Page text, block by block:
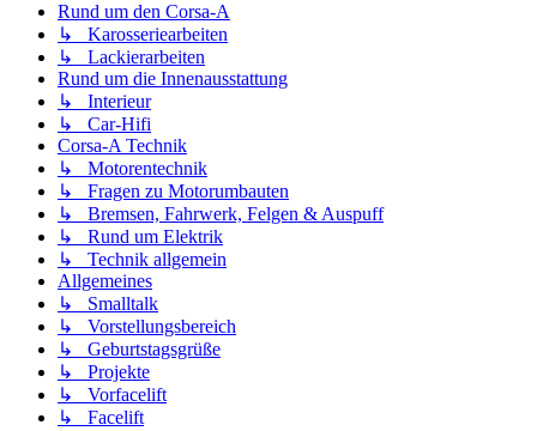
Rund um den Corsa-A
↳ Karosseriearbeiten
↳ Lackierarbeiten
Rund um die Innenausstattung
↳ Interieur
↳ Car-Hifi
Corsa-A Technik
↳ Motorentechnik
↳ Fragen zu Motorumbauten
↳ Bremsen, Fahrwerk, Felgen & Auspuff
↳ Rund um Elektrik
↳ Technik allgemein
Allgemeines
↳ Smalltalk
↳ Vorstellungsbereich
↳ Geburtstagsgrüße
↳ Projekte
↳ Vorfacelift
↳ Facelift